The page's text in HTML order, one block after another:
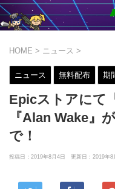
HOME > ニュース >
ニュース 無料配布 期
Epicストアにて
『Alan Wake』
で！
投稿日：2019年8月4日 更新日： 2019年8